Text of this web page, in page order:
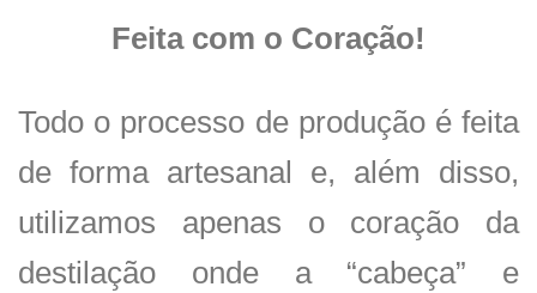
Feita com o Coração!
Todo o processo de produção é feita
de forma artesanal e, além disso,
utilizamos apenas o coração da
destilação onde a “cabeça” e